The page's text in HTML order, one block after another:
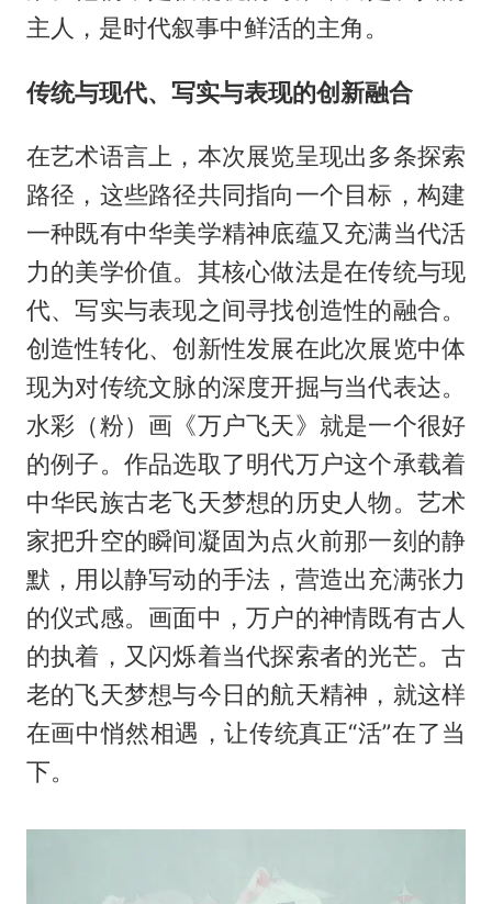
主人，是时代叙事中鲜活的主角。
传统与现代、写实与表现的创新融合
在艺术语言上，本次展览呈现出多条探索
路径，这些路径共同指向一个目标，构建
一种既有中华美学精神底蕴又充满当代活
力的美学价值。其核心做法是在传统与现
代、写实与表现之间寻找创造性的融合。
创造性转化、创新性发展在此次展览中体
现为对传统文脉的深度开掘与当代表达。
水彩（粉）画《万户飞天》就是一个很好
的例子。作品选取了明代万户这个承载着
中华民族古老飞天梦想的历史人物。艺术
家把升空的瞬间凝固为点火前那一刻的静
默，用以静写动的手法，营造出充满张力
的仪式感。画面中，万户的神情既有古人
的执着，又闪烁着当代探索者的光芒。古
老的飞天梦想与今日的航天精神，就这样
在画中悄然相遇，让传统真正“活”在了当
下。